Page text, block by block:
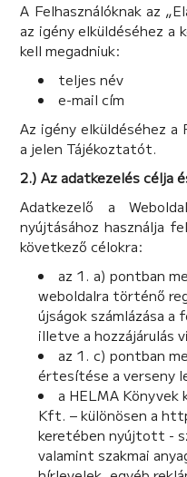
A Felhasználóknak az
az igény elküldéséhez a
kell megadniuk:
teljes név
e-mail cím
Az igény elküldéséhez a
a jelen Tájékoztatót.
2.) Az adatkezelés célja
Adatkezelő a
nyújtásához használja
következő célokra:
az 1. a) pontban
weboldalra történő
újságok számlázása
illetve a hozzájárulás
az 1. c) pontban
értesítése a verseny
a HELMA
Kft. – különösen a
keretében nyújtott -
valamint szakmai